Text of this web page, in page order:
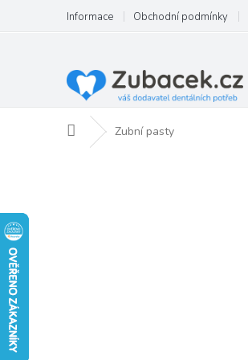
obsah
Informace Obchodní podmínky
Domů Zubní pasty